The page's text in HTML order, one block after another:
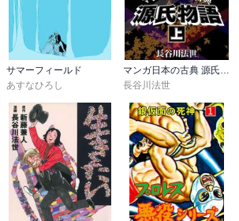
サマーフィールド
あすなひろし
マンガ日本の古典 源氏物語
長谷川法世